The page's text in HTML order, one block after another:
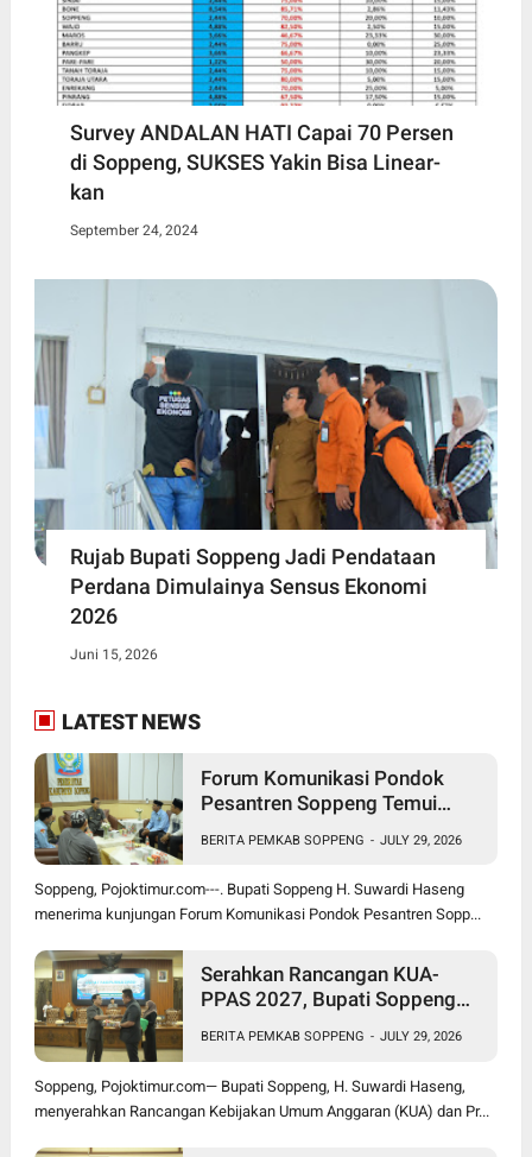
Survey ANDALAN HATI Capai 70 Persen
di Soppeng, SUKSES Yakin Bisa Linear-
kan
September 24, 2024
Rujab Bupati Soppeng Jadi Pendataan
Perdana Dimulainya Sensus Ekonomi
2026
Juni 15, 2026
LATEST NEWS
Forum Komunikasi Pondok
Pesantren Soppeng Temui
BERITA PEMKAB SOPPENG - JULY 29, 2026
Soppeng, Pojoktimur.com---. Bupati Soppeng H. Suwardi Haseng
menerima kunjungan Forum Komunikasi Pondok Pesantren Sopp...
Serahkan Rancangan KUA-
PPAS 2027, Bupati Soppeng
BERITA PEMKAB SOPPENG - JULY 29, 2026
Soppeng, Pojoktimur.com— Bupati Soppeng, H. Suwardi Haseng,
menyerahkan Rancangan Kebijakan Umum Anggaran (KUA) dan Pr...